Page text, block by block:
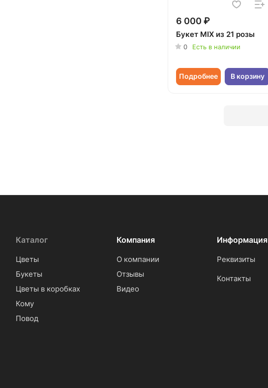
6 000 ₽
Букет MIX из 21 розы
0 Есть в наличии
Подробнее В корзину
Каталог
Цветы
Букеты
Цветы в коробках
Кому
Повод
Компания
О компании
Отзывы
Видео
Информация
Реквизиты
Контакты